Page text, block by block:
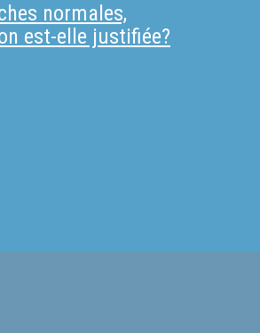
normales,
est-elle justifiée?